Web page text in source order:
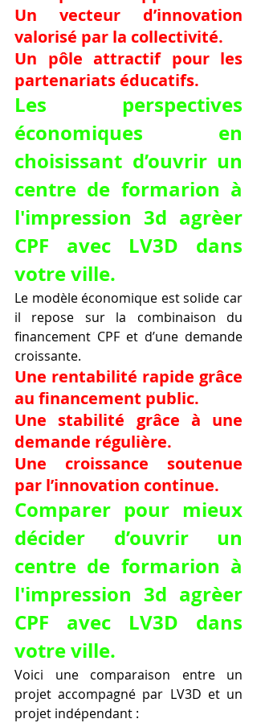
Un vecteur d’innovation
valorisé par la collectivité.
Un pôle attractif pour les
partenariats éducatifs.
Les perspectives
économiques en
choisissant d’ouvrir un
centre de formarion à
l'impression 3d agrèer
CPF avec LV3D dans
votre ville.
Le modèle économique est solide car
il repose sur la combinaison du
financement CPF et d’une demande
croissante.
Une rentabilité rapide grâce
au financement public.
Une stabilité grâce à une
demande régulière.
Une croissance soutenue
par l’innovation continue.
Comparer pour mieux
décider d’ouvrir un
centre de formarion à
l'impression 3d agrèer
CPF avec LV3D dans
votre ville.
Voici une comparaison entre un
projet accompagné par LV3D et un
projet indépendant :